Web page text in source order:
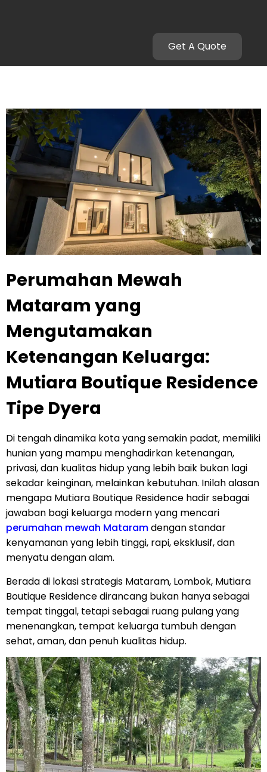
Get A Quote
Perumahan Mewah
Mataram yang
Mengutamakan
Ketenangan Keluarga:
Mutiara Boutique Residence
Tipe Dyera
Di tengah dinamika kota yang semakin padat, memiliki
hunian yang mampu menghadirkan ketenangan,
privasi, dan kualitas hidup yang lebih baik bukan lagi
sekadar keinginan, melainkan kebutuhan. Inilah alasan
mengapa Mutiara Boutique Residence hadir sebagai
jawaban bagi keluarga modern yang mencari
perumahan mewah Mataramdengan standar
kenyamanan yang lebih tinggi, rapi, eksklusif, dan
menyatu dengan alam.
Berada di lokasi strategis Mataram, Lombok, Mutiara
Boutique Residence dirancang bukan hanya sebagai
tempat tinggal, tetapi sebagai ruang pulang yang
menenangkan, tempat keluarga tumbuh dengan
sehat, aman, dan penuh kualitas hidup.